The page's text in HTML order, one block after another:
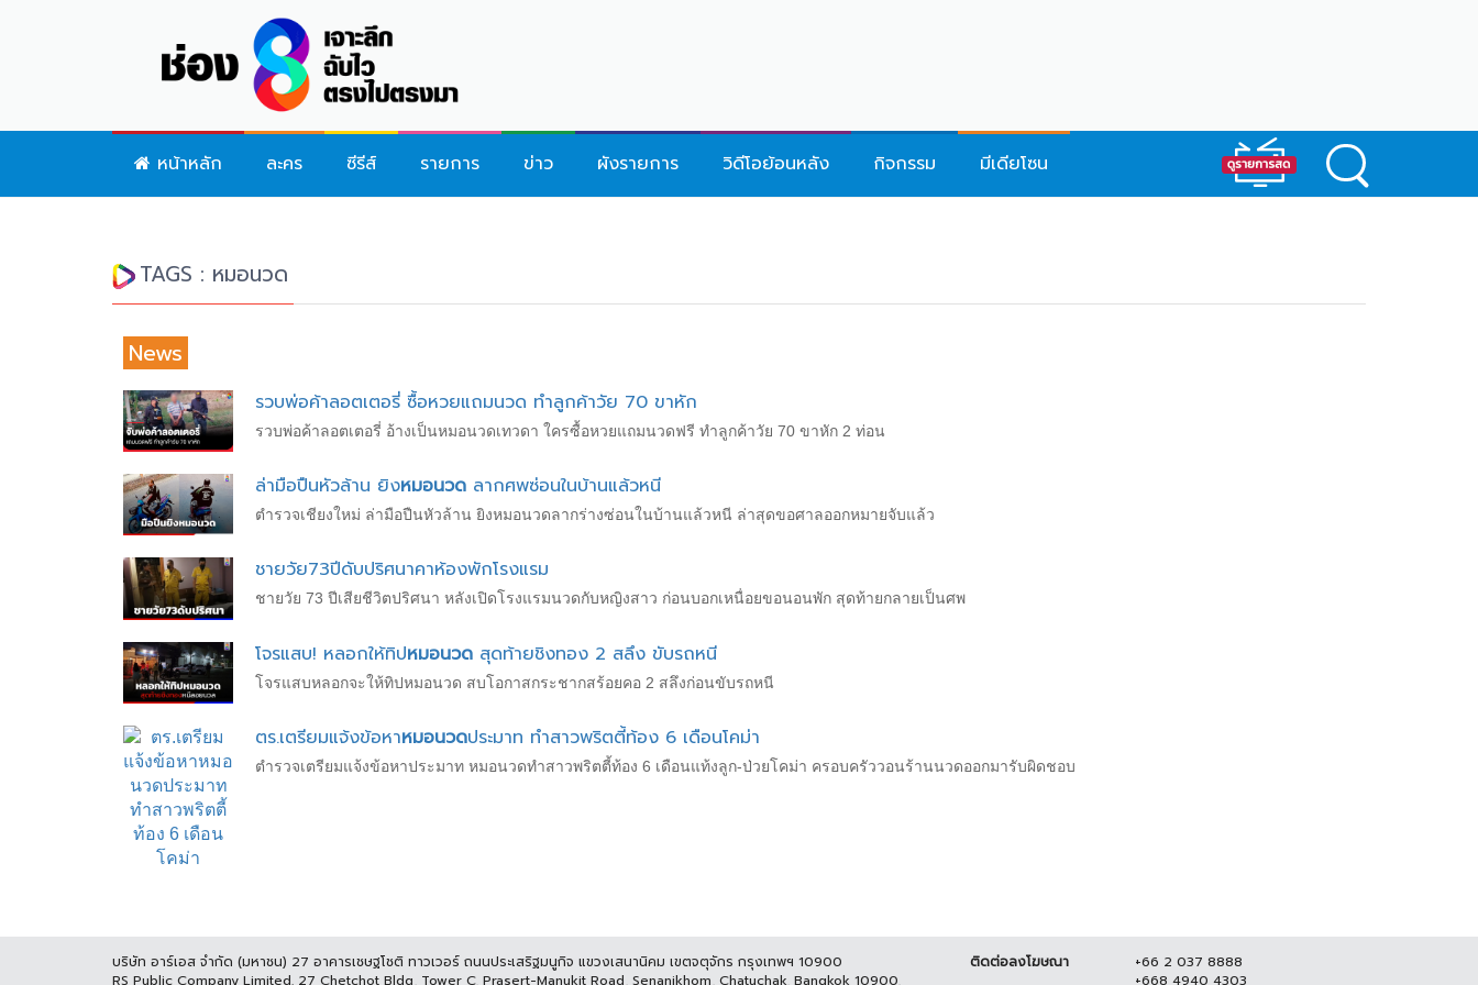
หน้าหลัก ละคร ซีรีส์ รายการ ข่าว ผังรายการ วิดีโอย้อนหลัง กิจกรรม มีเดียโซน
TAGS : หมอนวด
News
รวบพ่อค้าลอตเตอรี่ ซื้อหวยแถมนวด ทำลูกค้าวัย 70 ขาหัก
รวบพ่อค้าลอตเตอรี่ อ้างเป็นหมอนวดเทวดา ใครซื้อหวยแถมนวดฟรี ทำลูกค้าวัย 70 ขาหัก 2 ท่อน
ล่ามือปืนหัวล้าน ยิงหมอนวด ลากศพซ่อนในบ้านแล้วหนี
ตำรวจเชียงใหม่ ล่ามือปืนหัวล้าน ยิงหมอนวดลากร่างซ่อนในบ้านแล้วหนี ล่าสุดขอศาลออกหมายจับแล้ว
ชายวัย73ปีดับปริศนาคาห้องพักโรงแรม
ชายวัย 73 ปีเสียชีวิตปริศนา หลังเปิดโรงแรมนวดกับหญิงสาว ก่อนบอกเหนื่อยขอนอนพัก สุดท้ายกลายเป็นศพ
โจรแสบ! หลอกให้ทิปหมอนวด สุดท้ายชิงทอง 2 สลึง ขับรถหนี
โจรแสบหลอกจะให้ทิปหมอนวด สบโอกาสกระชากสร้อยคอ 2 สลึงก่อนขับรถหนี
ตร.เตรียมแจ้งข้อหาหมอนวดประมาท ทำสาวพริตตี้ท้อง 6 เดือนโคม่า
ตำรวจเตรียมแจ้งข้อหาประมาท หมอนวดทำสาวพริตตี้ท้อง 6 เดือนแท้งลูก-ป่วยโคม่า ครอบครัววอนร้านนวดออกมารับผิดชอบ
บริษัท อาร์เอส จำกัด (มหาชน) 27 อาคารเชษฐโชติ ทาวเวอร์ ถนนประเสริฐมนูกิจ แขวงเสนานิคม เขตจตุจักร กรุงเทพฯ 10900
RS Public Company Limited. 27 Chetchot Bldg, Tower C, Prasert-Manukit Road, Senanikhom, Chatuchak, Bangkok 10900,
ติดต่อลงโฆษณา
+66 2 037 8888
+668 4940 4303